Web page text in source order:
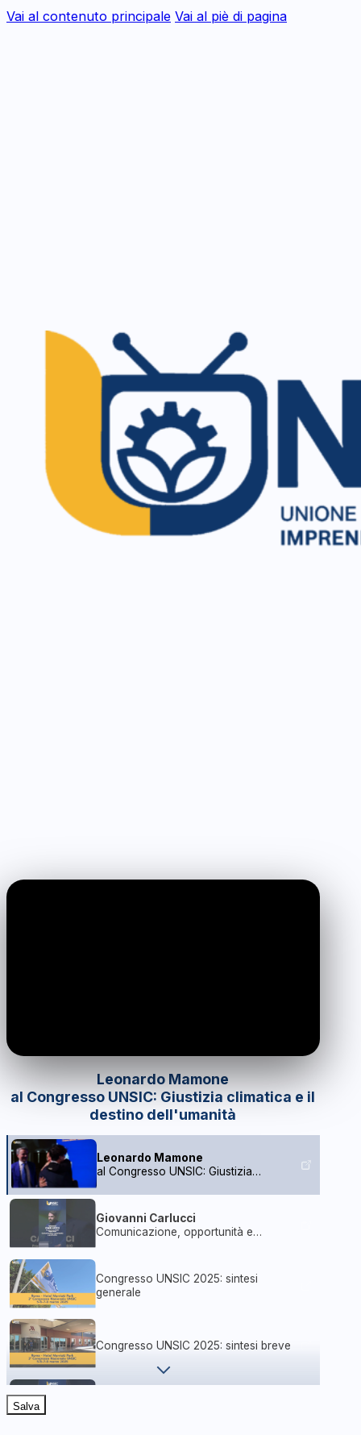
Vai al contenuto principale Vai al piè di pagina
Leonardo Mamone
al Congresso UNSIC: Giustizia climatica e il
destino dell'umanità
Leonardo Mamone
al Congresso UNSIC: Giustizia
Giovanni Carlucci
Comunicazione, opportunità e
gratitudine
Congresso UNSIC 2025: sintesi
generale
Congresso UNSIC 2025: sintesi breve
Salva